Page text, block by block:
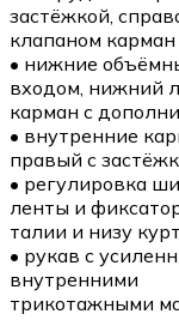
застёжкой,
клапаном
• нижние
входом, нижний
карман с
• внутренние
правый с
• регулировка
ленты и
талии и низу
• рукав с
внутренними
трикотажными